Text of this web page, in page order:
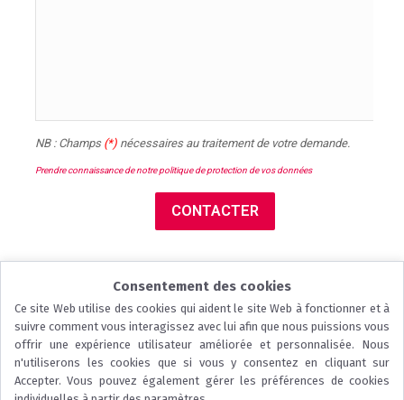
NB : Champs (*) nécessaires au traitement de votre demande.
Prendre connaissance de notre politique de protection de vos données
CONTACTER
FORMCRAFT - WORDPRESS FORM BUILDER
...
Consentement des cookies
Ce site Web utilise des cookies qui aident le site Web à fonctionner et à
suivre comment vous interagissez avec lui afin que nous puissions vous
offrir une expérience utilisateur améliorée et personnalisée. Nous
n'utiliserons les cookies que si vous y consentez en cliquant sur
Accepter. Vous pouvez également gérer les préférences de cookies